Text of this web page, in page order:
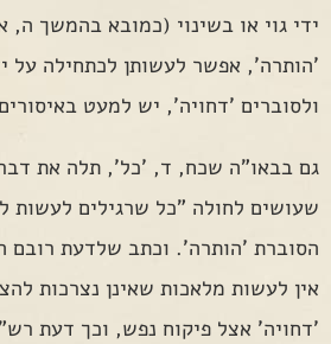
ידי גוי או בשינוי (כמובא בהמשך
'הותרה', אפשר לעשותן לכתחילה על
ולסוברים 'דחויה', יש למעט
גם בבאו"ה שכח, ד, 'כל', תלה את
שעושים לחולה "כל שרגילים לעשות
הסוברת 'הותרה'. וכתב שלדעת רובם
אין לעשות מלאכות שאינן נצרכות
'דחויה' אצל פיקוח נפש, וכך דעת